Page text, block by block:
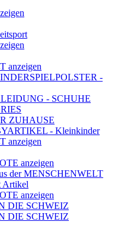
anzeigen
-
- SCHUHE
ZUHAUSE
- Kleinkinder
anzeigen
anzeigen
der MENSCHENWELT
Artikel
anzeigen
DIE SCHWEIZ
DIE SCHWEIZ